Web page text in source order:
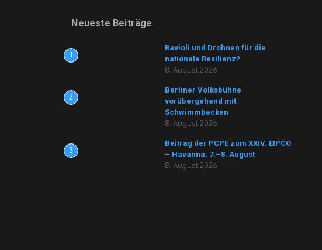
Neueste Beiträge
1
Ravioli und Drohnen für die
nationale Resilienz?
8. August 2026
2
Berliner Volksbühne
vorübergehend mit
Schwimmbecken
8. August 2026
3
Beitrag der PCPE zum XXIV. EIPCO
– Havanna, 7.–8. August
8. August 2026